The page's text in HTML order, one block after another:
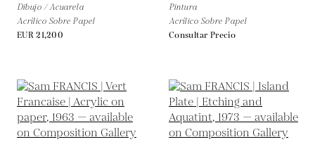
Dibujo / Acuarela
Acrílico Sobre Papel
EUR 21,200
Pintura
Acrílico Sobre Papel
Consultar Precio